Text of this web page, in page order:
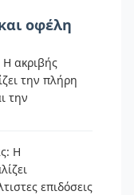
οφέλη
ακριβής
την πλήρη
την
Η
επιδόσεις